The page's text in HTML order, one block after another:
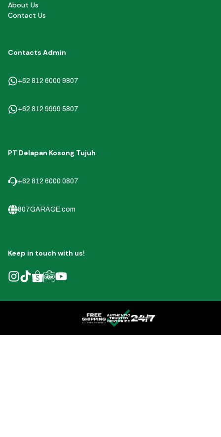
About Us
Contact Us
Contacts Admin
+62 812 6000 9807
+62 812 9999 5807
PT Delapan Kosong Tujuh
+62 812 6000 0807
807GARAGE.com
Keep in touch with us!